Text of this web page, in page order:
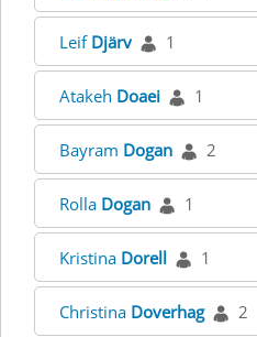
Leif Djärv 1
Atakeh Doaei 1
Bayram Dogan 2
Rolla Dogan 1
Kristina Dorell 1
Christina Doverhag 2